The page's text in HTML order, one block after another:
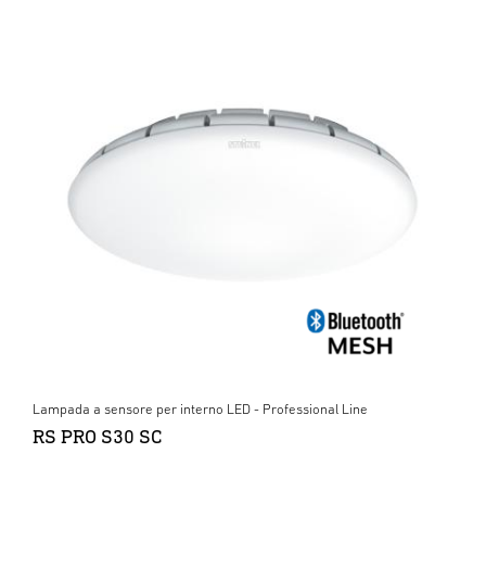
Lampada a sensore per interno LED - Professional Line
RS PRO S30 SC